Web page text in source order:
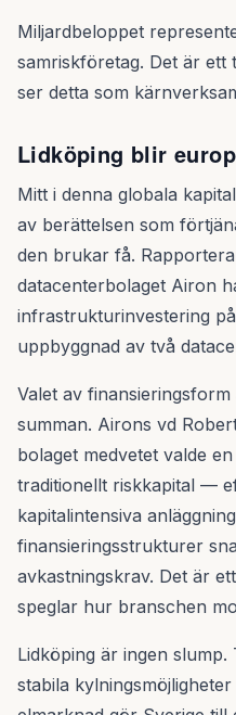
Miljardbeloppet
samriskföretag. Det är ett
ser detta som
Lidköping blir
Mitt i denna globala
av berättelsen som
den brukar få.
datacenterbolaget Airon
infrastrukturinvestering
uppbyggnad av två
Valet av
summan. Airons vd
bolaget medvetet valde
traditionellt riskkapital —
kapitalintensiva
finansieringsstrukturer
avkastningskrav. Det är
speglar hur branschen
Lidköping är ingen
stabila